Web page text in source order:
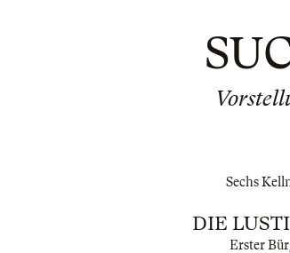
Sechs
DIE
Erster